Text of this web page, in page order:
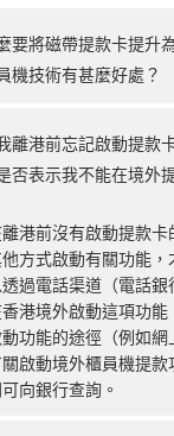
要將磁帶提款卡提升
機技術有甚麼好處？
離港前忘記啟動提款
否表示我不能在境外
港前沒有啟動提款卡
方式啟動有關功能，
過電話渠道（電話銀
港境外啟動這項功能
功能的途徑（例如網
啟動境外櫃員機提款
向銀行查詢。